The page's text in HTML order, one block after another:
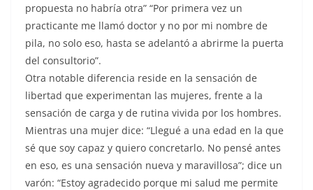
propuesta no habría otra” “Por primera vez un
practicante me llamó doctor y no por mi nombre de
pila, no solo eso, hasta se adelantó a abrirme la puerta
del consultorio”.
Otra notable diferencia reside en la sensación de
libertad que experimentan las mujeres, frente a la
sensación de carga y de rutina vivida por los hombres.
Mientras una mujer dice: “Llegué a una edad en la que
sé que soy capaz y quiero concretarlo. No pensé antes
en eso, es una sensación nueva y maravillosa”; dice un
varón: “Estoy agradecido porque mi salud me permite